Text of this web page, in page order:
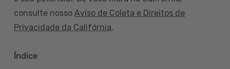
consulte nosso Aviso de Coleta e Direitos de
Privacidade da Califórnia.
Índice